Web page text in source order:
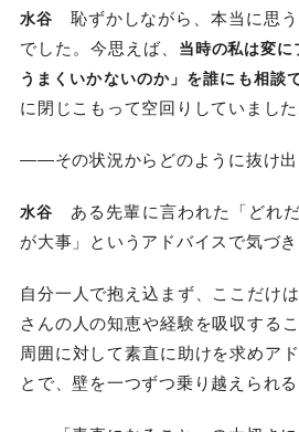
水谷 恥ずかしながら、本当に思
でした。今思えば、
当時の私は変
うまくいかないのか」を誰にも相談
に閉じこもって空回りしていました
――その状況からどのように抜け出
水谷 ある先輩に言われた「どれ
が大事」というアドバイスで気づき
自分一人で抱え込まず、ここだけ
さんの人の知恵や経験を吸収する
周囲に対して素直に助けを求めア
とで、壁を一つずつ乗り越えられ